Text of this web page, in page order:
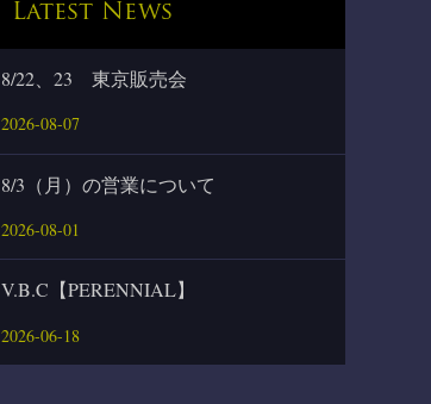
Latest News
8/22、23 東京販売会
2026-08-07
8/3（月）の営業について
2026-08-01
V.B.C【PERENNIAL】
2026-06-18